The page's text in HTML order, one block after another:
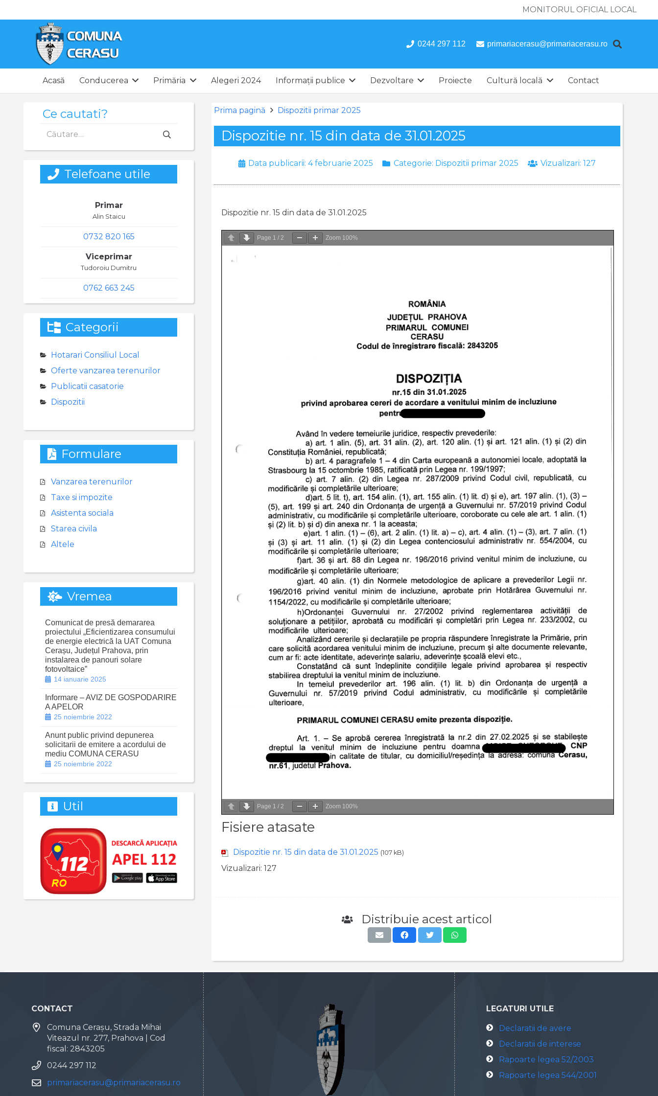
MONITORUL OFICIAL LOCAL
0244 297 112 primariacerasu@primariacerasu.ro
Acasă Conducerea Primăria Alegeri 2024 Informații publice Dezvoltare Proiecte Cultură locală Contact
Prima pagină Dispozitii primar 2025
Dispozitie nr. 15 din data de 31.01.2025
Data publicarii:4 februarie 2025 Categorie: Dispozitii primar 2025 Vizualizari:127
Dispozitie nr. 15 din data de 31.01.2025
Page 1 / 2 Zoom 100%
Page 1 / 2 Zoom 100%
Fisiere atasate
Dispozitie nr. 15 din data de 31.01.2025 (107 kB)
Vizualizari: 127
Distribuie acest articol
Ce cautati?
după:
Telefoane utile
Primar
Alin Staicu
0732 820 165
Viceprimar
Tudoroiu Dumitru
0762 663 245
Categorii
Hotarari Consiliul Local
Oferte vanzarea terenurilor
Publicatii casatorie
Dispozitii
Formulare
Vanzarea terenurilor
Taxe si impozite
Asistenta sociala
Starea civila
Altele
Vremea
Comunicat de presă demararea
proiectului „Eficientizarea consumului
de energie electrică la UAT Comuna
Cerașu, Județul Prahova, prin
instalarea de panouri solare
fotovoltaice”
14 ianuarie 2025
Informare – AVIZ DE GOSPODARIRE
A APELOR
25 noiembrie 2022
Anunt public privind depunerea
solicitarii de emitere a acordului de
mediu COMUNA CERASU
25 noiembrie 2022
Util
CONTACT
Comuna Cerașu, Strada Mihai
Viteazul nr. 277, Prahova | Cod
fiscal: 2843205
0244 297 112
primariacerasu@primariacerasu.ro
LEGATURI UTILE
Declaratii de avere
Declaratii de interese
Rapoarte legea 52/2003
Rapoarte legea 544/2001